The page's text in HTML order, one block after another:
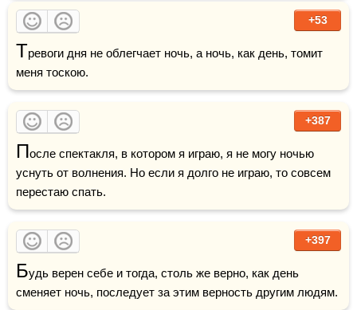
+53
Тревоги дня не облегчает ночь, а ночь, как день, томит
меня тоскою.
+387
После спектакля, в котором я играю, я не могу ночью
уснуть от волнения. Но если я долго не играю, то совсем
перестаю спать.
+397
Будь верен себе и тогда, столь же верно, как день